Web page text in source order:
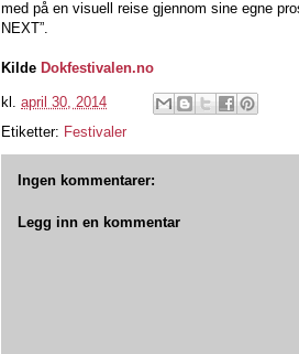
med på en visuell reise gjennom sine egne
NEXT”.
Kilde Dokfestivalen.no
kl. april 30, 2014
Etiketter: Festivaler
Ingen kommentarer:
Legg inn en kommentar